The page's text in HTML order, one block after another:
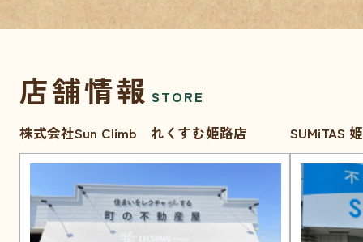
店舗情報 STORE
株式会社Sun Climb れくすむ姫路店
SUMiTAS